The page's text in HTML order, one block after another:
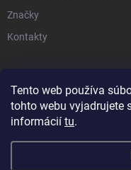
Tento web používa
tohto webu vyjadrujete
informácií tu.
Značky
Kontakty
Inšpiratívne farby